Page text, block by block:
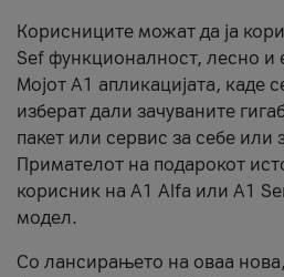
Корисниците можат да ја
Sef функционалност, лесно и
Мојот А1 апликацијата, каде
изберат дали зачуваните
пакет или сервис за себе или
Примателот на подарокот
корисник на А1 Alfa или A1
модел.
Со лансирањето на оваа